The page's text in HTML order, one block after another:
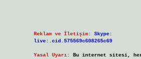
Reklam ve İletişim:
Skype:
live:.cid.575569c608265c69
Yasal Uyarı:
Bu internet sitesi,